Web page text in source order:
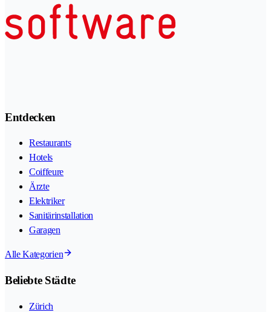
Entdecken
Restaurants
Hotels
Coiffeure
Ärzte
Elektriker
Sanitärinstallation
Garagen
Alle Kategorien
Beliebte Städte
Zürich